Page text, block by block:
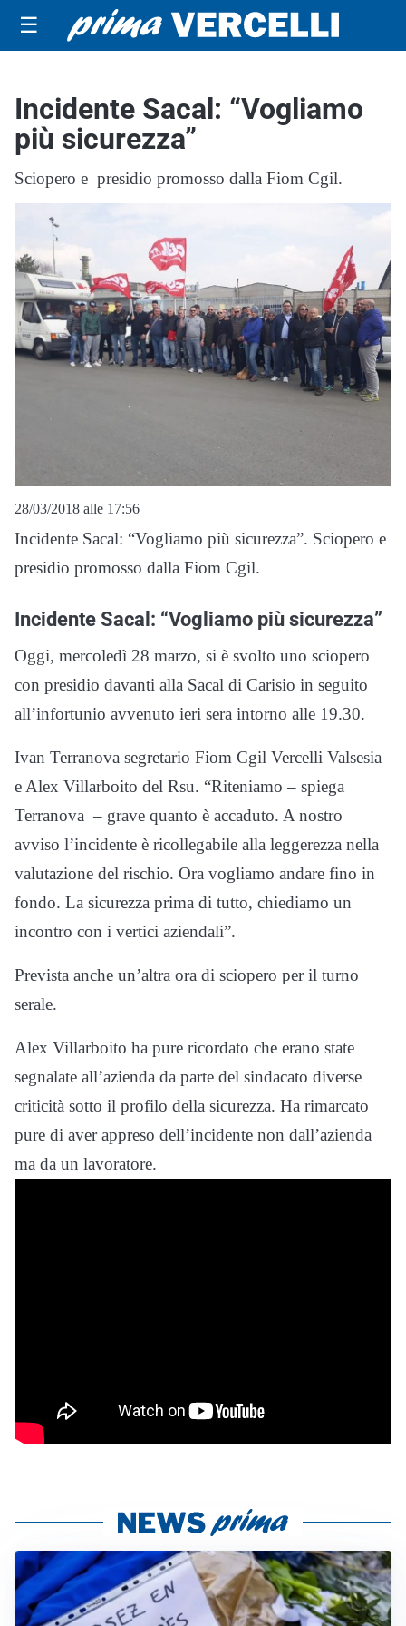
☰
Incidente Sacal: “Vogliamo
più sicurezza”
Sciopero e presidio promosso dalla Fiom Cgil.
28/03/2018 alle 17:56
Incidente Sacal: “Vogliamo più sicurezza”. Sciopero e
presidio promosso dalla Fiom Cgil.
Incidente Sacal: “Vogliamo più sicurezza”
Oggi, mercoledì 28 marzo, si è svolto uno sciopero
con presidio davanti alla Sacal di Carisio in seguito
all’infortunio avvenuto ieri sera intorno alle 19.30.
Ivan Terranova segretario Fiom Cgil Vercelli Valsesia
e Alex Villarboito del Rsu. “Riteniamo – spiega
Terranova – grave quanto è accaduto. A nostro
avviso l’incidente è ricollegabile alla leggerezza nella
valutazione del rischio. Ora vogliamo andare fino in
fondo. La sicurezza prima di tutto, chiediamo un
incontro con i vertici aziendali”.
Prevista anche un’altra ora di sciopero per il turno
serale.
Alex Villarboito ha pure ricordato che erano state
segnalate all’azienda da parte del sindacato diverse
criticità sotto il profilo della sicurezza. Ha rimarcato
pure di aver appreso dell’incidente non dall’azienda
ma da un lavoratore.